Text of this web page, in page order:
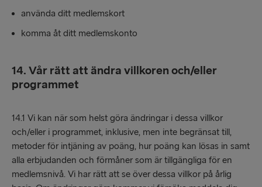
använda ditt medlemskort
komma åt ditt medlemskonto
14. Vår rätt att ändra villkoren och/eller
programmet
14.1 Vi kan när som helst göra ändringar i dessa villkor
och/eller i programmet, inklusive, men inte begränsat till,
metoder för intjäning av poäng, hur poäng kan lösas in samt
alla erbjudanden och förmåner som är tillgängliga för en
medlemsnivå. Vi har rätt att se över dessa villkor på årlig